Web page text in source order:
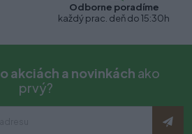
Odborne poradíme
každý prac. deň do 15:30h
o akciách a novinkách ako
prvý?